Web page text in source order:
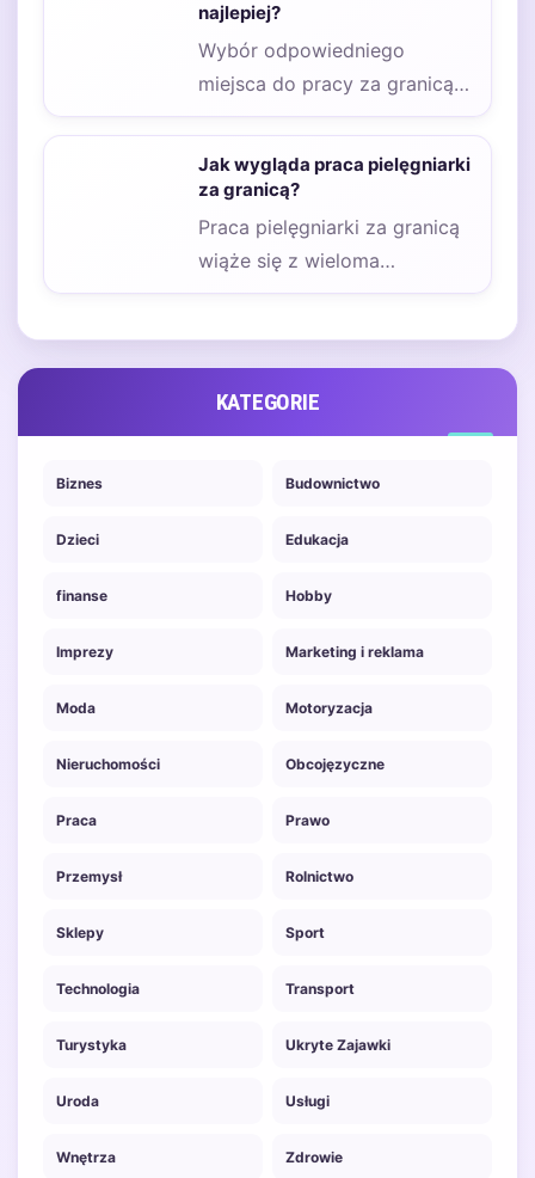
najlepiej?
Wybór odpowiedniego
miejsca do pracy za granicą
to kluczowy krok dla wielu
osób marzących o…
Jak wygląda praca pielęgniarki
za granicą?
Praca pielęgniarki za granicą
wiąże się z wieloma
różnorodnymi obowiązkami,
KATEGORIE
Biznes Budownictwo
Dzieci Edukacja
finanse Hobby
Imprezy Marketing i reklama
Moda Motoryzacja
Nieruchomości Obcojęzyczne
Praca Prawo
Przemysł Rolnictwo
Sklepy Sport
Technologia Transport
Turystyka Ukryte Zajawki
Uroda Usługi
Wnętrza Zdrowie